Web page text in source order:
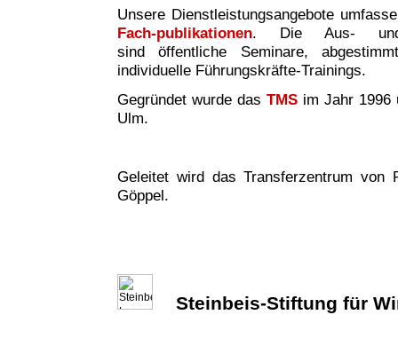
Unsere Dienstleistungsangebote
Fach-publikationen. Die Aus- und
sindöffentliche Seminare,
individuelle Führungskräfte-Trainings.
Gegründet wurde das TMS im Jahr
Ulm.
Geleitet wird das Transferzentrum von
Göppel.
Steinbeis-Stiftung für